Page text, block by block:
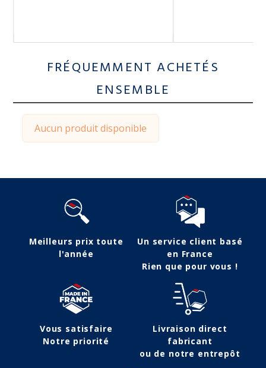
FRÉQUEMMENT ACHETÉS
ENSEMBLE
Aucun produit disponible
Meilleurs prix toute
l'année
Un service client basé
en France
Rien que pour vous !
Vous satisfaire
Notre priorité
Livraison direct
fabricant
ou de notre entrepôt